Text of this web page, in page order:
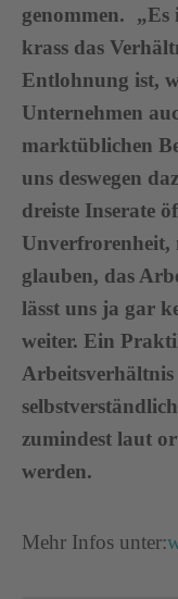
genommen. „Es
krass das
Entlohnung ist,
Unternehmen
marktüblichen
uns deswegen
dreiste Inserate
Unverfrorenheit,
glauben, das
lässt uns ja gar
weiter. Ein
zumindest laut
werden.
Mehr Infos unter: